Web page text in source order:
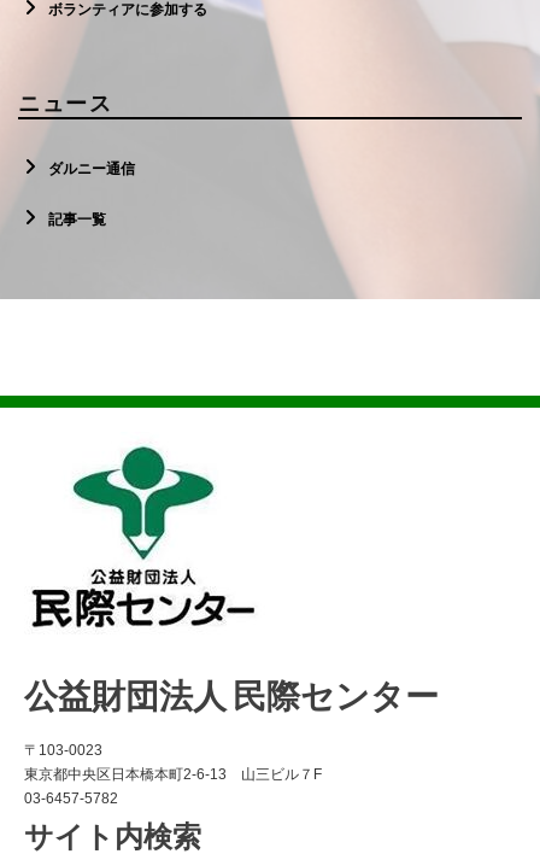
ボランティアに参加する
ニュース
ダルニー通信
記事一覧
公益財団法人 民際センター
〒103-0023
東京都中央区日本橋本町2-6-13 山三ビル７F
03-6457-5782
サイト内検索